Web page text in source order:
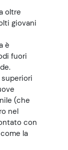
oltre
giovani
è
fuori
(che
nel
con
la